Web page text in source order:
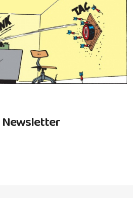
Newsletter